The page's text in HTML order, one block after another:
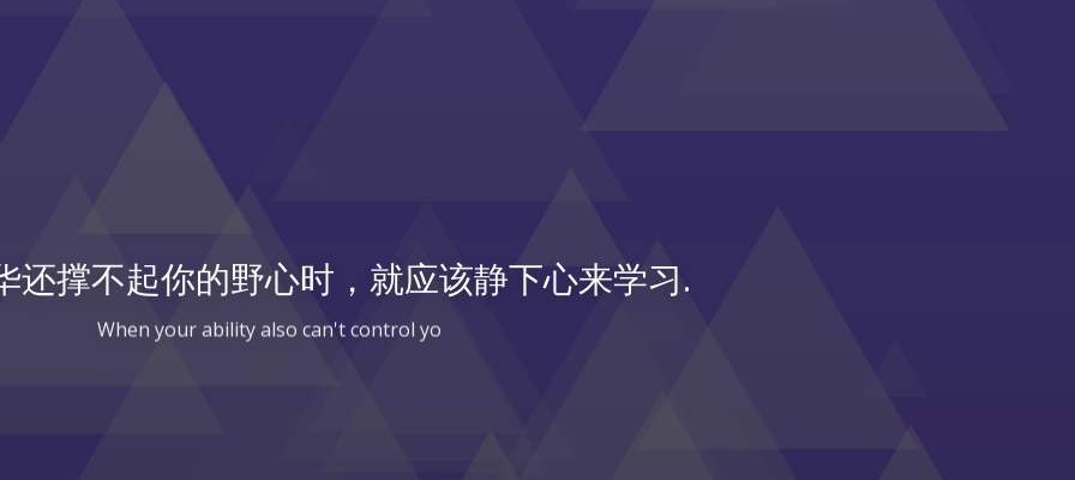
还撑不起你的野心时，就应该静下心来学习.
When your ability also can't control your goal, you